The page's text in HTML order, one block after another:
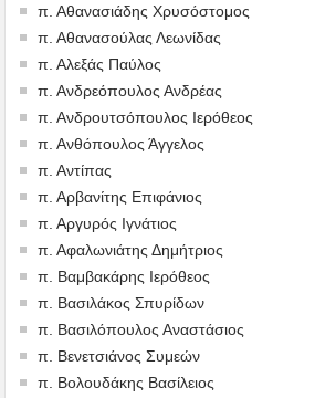
π. Αθανασιάδης Χρυσόστομος
π. Αθανασούλας Λεωνίδας
π. Αλεξάς Παύλος
π. Ανδρεόπουλος Ανδρέας
π. Ανδρουτσόπουλος Ιερόθεος
π. Ανθόπουλος Άγγελος
π. Αντίπας
π. Αρβανίτης Επιφάνιος
π. Αργυρός Ιγνάτιος
π. Αφαλωνιάτης Δημήτριος
π. Βαμβακάρης Ιερόθεος
π. Βασιλάκος Σπυρίδων
π. Βασιλόπουλος Αναστάσιος
π. Βενετσιάνος Συμεών
π. Βολουδάκης Βασίλειος